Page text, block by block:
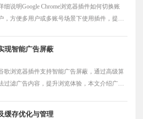
细说明Google Chrome浏览器插件如何切换账
户，方便多用户或多账号场景下使用插件，提升
现智能广告屏蔽
歌浏览器插件支持智能广告屏蔽，通过高级算
过滤广告内容，提升浏览体验，本文介绍广告
缓存优化与管理